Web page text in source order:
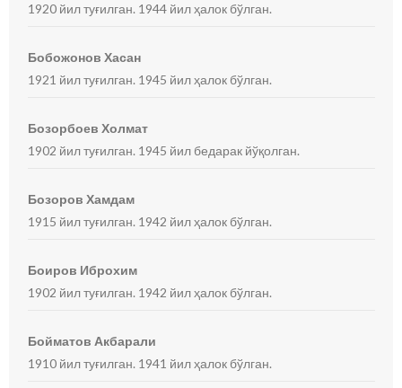
1920 йил туғилган. 1944 йил ҳалок бўлган.
Бобожонов Хасан
1921 йил туғилган. 1945 йил ҳалок бўлган.
Бозорбоев Холмат
1902 йил туғилган. 1945 йил бедарак йўқолган.
Бозоров Хамдам
1915 йил туғилган. 1942 йил ҳалок бўлган.
Боиров Иброхим
1902 йил туғилган. 1942 йил ҳалок бўлган.
Бойматов Акбарали
1910 йил туғилган. 1941 йил ҳалок бўлган.